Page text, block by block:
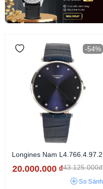
-54%
Longines Nam L4.766.4.97.2
20.000.000 ₫43.125.000đ
So Sánh